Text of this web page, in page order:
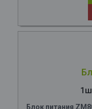
Блок питания